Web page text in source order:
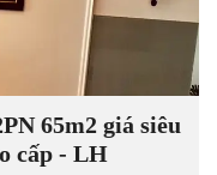
65m2 giá siêu
cấp - LH